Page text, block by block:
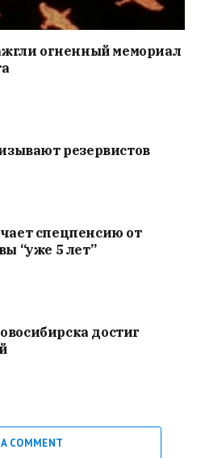
огненный мемориал
резервистов
спецпенсию от
“уже 5 лет”
достиг
COMMENT